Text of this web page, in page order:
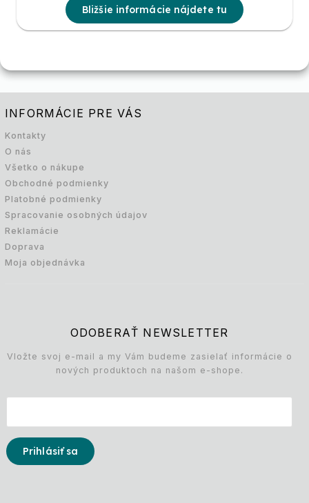
Bližšie informácie nájdete tu
INFORMÁCIE PRE VÁS
Kontakty
O nás
Všetko o nákupe
Obchodné podmienky
Platobné podmienky
Spracovanie osobných údajov
Reklamácie
Doprava
Moja objednávka
ODOBERAŤ NEWSLETTER
Vložte svoj e-mail a my Vám budeme zasielať informácie o
nových produktoch na našom e-shope.
Prihlásiť sa